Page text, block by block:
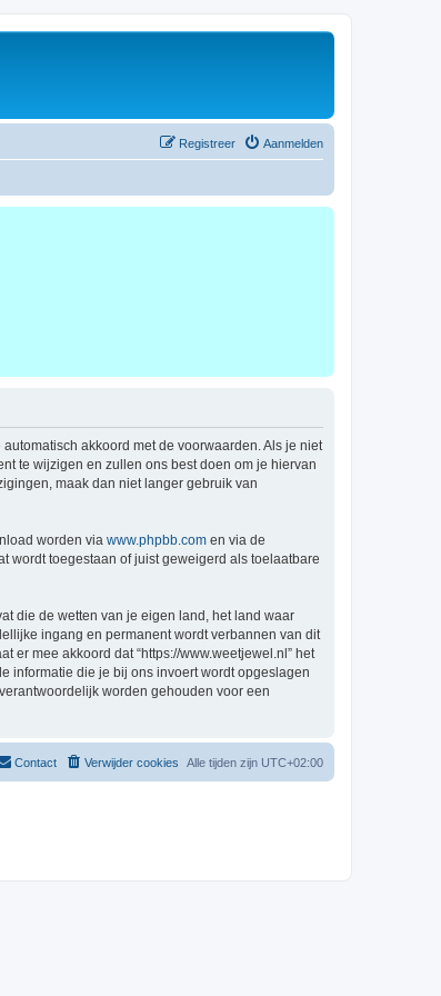
Aanmelden
Registreer
automatisch akkoord met de voorwaarden. Als je niet
te wijzigen en zullen ons best doen om je hiervan
maak dan niet langer gebruik van
worden via www.phpbb.com en via de
wordt toegestaan of juist geweigerd als toelaatbare
die de wetten van je eigen land, het land waar
ingang en permanent wordt verbannen van dit
mee akkoord dat “https://www.weetjewel.nl” het
informatie die je bij ons invoert wordt opgeslagen
worden gehouden voor een
Alle tijden zijn UTC+02:00
Verwijder cookies
Contact